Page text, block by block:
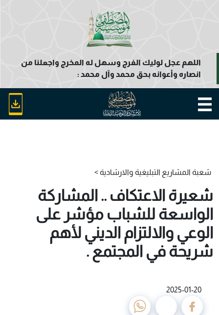
اللهم عجل لوليك الفرج وسهل له المخرج واجعلنا من
انصاره وأعوانه بحق محمد وآل محمد :
شعبة المشاريع التبليغية والارشادية >
شعيرة الاعتكاف .. المشاركة
الواسعة للشباب مؤشر علی
الوعي والالتزام الديني لأهم
شريحة في المجتمع .
2025-01-20